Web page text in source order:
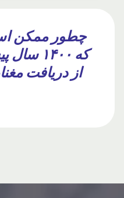
چطور ممکن
که
از دریافت